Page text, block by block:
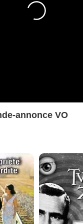
annonce VO